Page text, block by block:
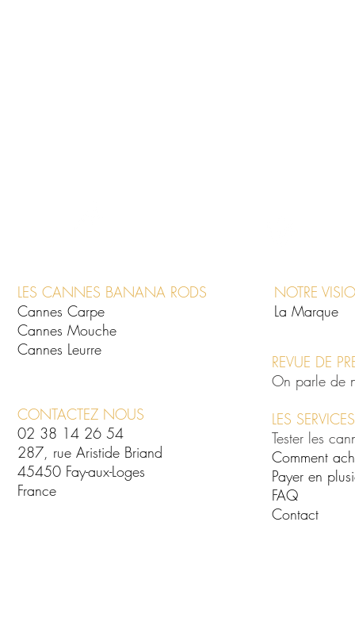
LES CANNES BANANA RODS
Cannes Carpe
Cannes Mouche
Cannes Leurre
CONTACTEZ NOUS
02 38 14 26 54
287, rue Aristide Briand
45450 Fay-aux-Loges
France
NOTRE
La Marque
REVUE DE
On parle de
LES SERVICES
Tester les
Comment
Payer en
FAQ
Contact